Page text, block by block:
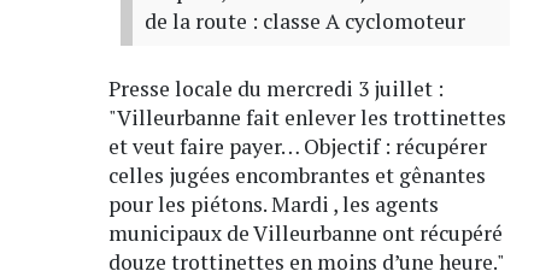
de la route : classe A cyclomoteur
Presse locale du mercredi 3 juillet :
"Villeurbanne fait enlever les trottinettes
et veut faire payer… Objectif : récupérer
celles jugées encombrantes et gênantes
pour les piétons. Mardi , les agents
municipaux de Villeurbanne ont récupéré
douze trottinettes en moins d’une heure."